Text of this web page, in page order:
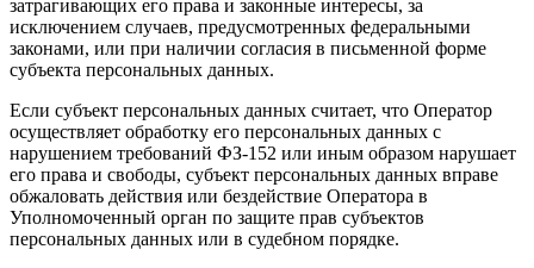
затрагивающих его права и законные интересы, за
исключением случаев, предусмотренных федеральными
законами, или при наличии согласия в письменной форме
субъекта персональных данных.
Если субъект персональных данных считает, что Оператор
осуществляет обработку его персональных данных с
нарушением требований ФЗ-152 или иным образом нарушает
его права и свободы, субъект персональных данных вправе
обжаловать действия или бездействие Оператора в
Уполномоченный орган по защите прав субъектов
персональных данных или в судебном порядке.